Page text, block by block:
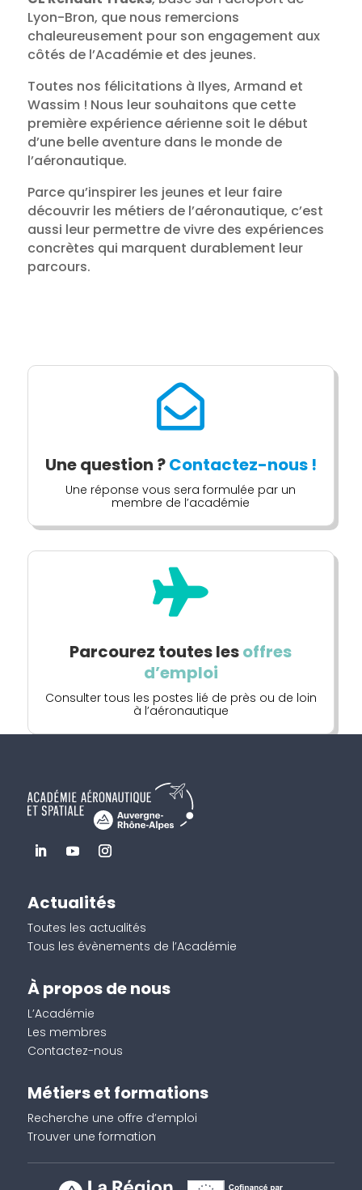
Lyon-Bron, que nous remercions
chaleureusement pour son engagement aux
côtés de l’Académie et des jeunes.
Toutes nos félicitations à Ilyes, Armand et
Wassim ! Nous leur souhaitons que cette
première expérience aérienne soit le début
d’une belle aventure dans le monde de
l’aéronautique.
Parce qu’inspirer les jeunes et leur faire
découvrir les métiers de l’aéronautique, c’est
aussi leur permettre de vivre des expériences
concrètes qui marquent durablement leur
parcours.

Une question ?Contactez-nous !
Une réponse vous sera formulée par un
membre de l’académie

Parcourez toutes lesoffres
d’emploi
Consulter tous les postes lié de près ou de loin
à l’aéronautique
Actualités
Toutes les actualités
Tous les évènements de l’Académie
À propos de nous
L’Académie
Les membres
Contactez-nous
Métiers et formations
Recherche une offre d’emploi
Trouver une formation